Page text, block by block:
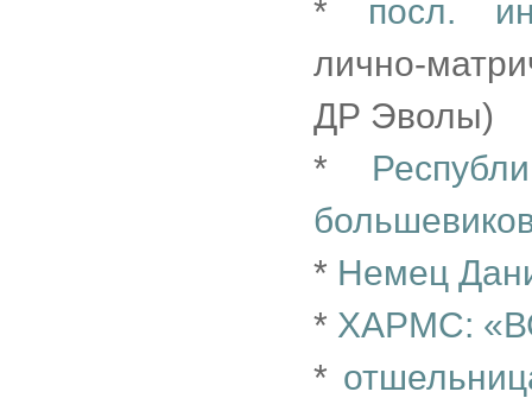
* посл.
лично-
ДР Эволы)
*
* Немец
* ХАРМС:
*